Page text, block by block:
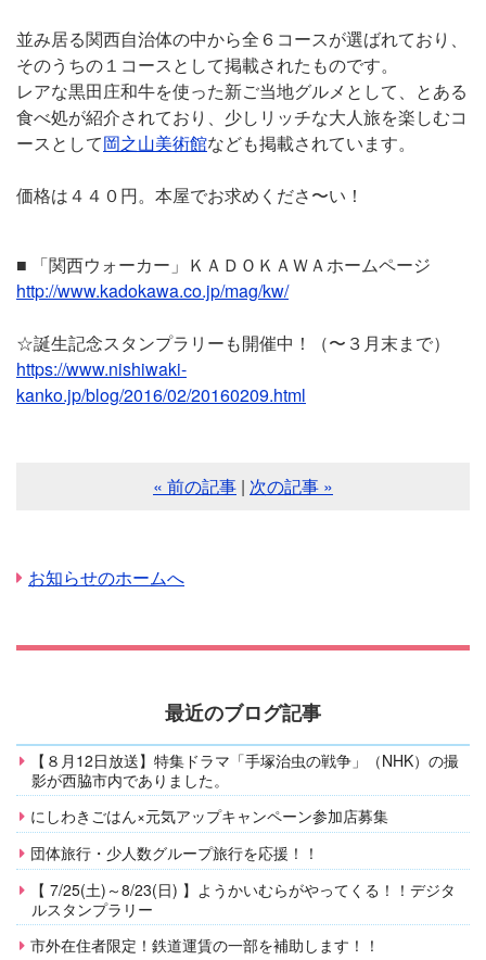
並み居る関西自治体の中から全６コースが選ばれており、
そのうちの１コースとして掲載されたものです。
レアな黒田庄和牛を使った新ご当地グルメとして、とある
食べ処が紹介されており、少しリッチな大人旅を楽しむコ
ースとして岡之山美術館なども掲載されています。
価格は４４０円。本屋でお求めくださ〜い！
■ 「関西ウォーカー」ＫＡＤＯＫＡＷＡホームページ
http://www.kadokawa.co.jp/mag/kw/
☆誕生記念スタンプラリーも開催中！（〜３月末まで）
https://www.nishiwaki-
kanko.jp/blog/2016/02/20160209.html
« 前の記事 | 次の記事 »
お知らせのホームへ
最近のブログ記事
【８月12日放送】特集ドラマ「手塚治虫の戦争」（NHK）の撮
影が西脇市内でありました。
にしわきごはん×元気アップキャンペーン参加店募集
団体旅行・少人数グループ旅行を応援！！
【 7/25(土)～8/23(日) 】ようかいむらがやってくる！！デジタ
ルスタンプラリー
市外在住者限定！鉄道運賃の一部を補助します！！